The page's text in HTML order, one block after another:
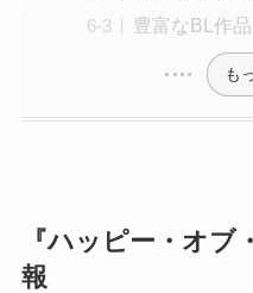
豊富なBL作
も
『ハッピー・オブ
報